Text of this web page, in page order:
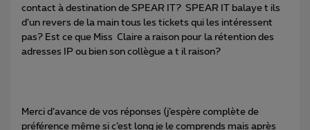
contact à destination de SPEAR IT? SPEAR IT balaye t ils
d’un revers de la main tous les tickets qui les intéressent
pas? Est ce que Miss Claire a raison pour la rétention des
adresses IP ou bien son collègue a t il raison?
Merci d’avance de vos réponses (j’espère complète de
préférence même si c’est long je le comprends mais après